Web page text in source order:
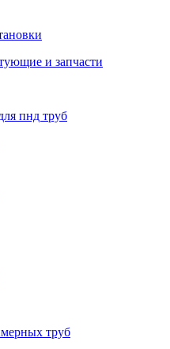
и запчасти
пнд труб
труб